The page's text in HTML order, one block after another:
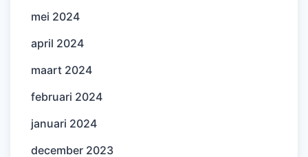
mei 2024
april 2024
maart 2024
februari 2024
januari 2024
december 2023